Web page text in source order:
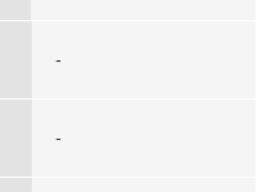
-
-